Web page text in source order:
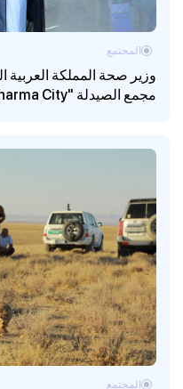
وزير صحة المملكة
مجمع الصيدلة "BioPharma City"
المجتمع
المجتمع